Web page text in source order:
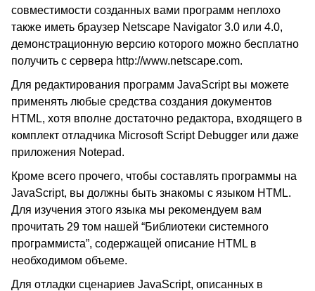
совместимости созданных вами программ неплохо
также иметь браузер Netscape Navigator 3.0 или 4.0,
демонстрационную версию которого можно бесплатно
получить с сервера http://www.netscape.com.
Для редактирования программ JavaScript вы можете
применять любые средства создания документов
HTML, хотя вполне достаточно редактора, входящего в
комплект отладчика Microsoft Script Debugger или даже
приложения Notepad.
Кроме всего прочего, чтобы составлять программы на
JavaScript, вы должны быть знакомы с языком HTML.
Для изучения этого языка мы рекомендуем вам
прочитать 29 том нашей “Библиотеки системного
программиста”, содержащей описание HTML в
необходимом объеме.
Для отладки сценариев JavaScript, описанных в